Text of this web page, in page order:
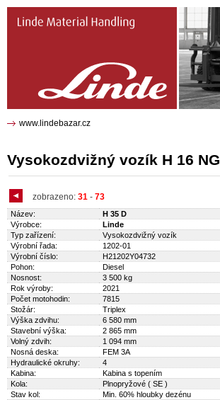
Vysokozdvižný vozík H 16 NG
zobrazeno: 31 - 73
Název:
H 35 D
Výrobce:
Linde
Typ zařízení:
Vysokozdvižný vozík
Výrobní řada:
1202-01
Výrobní číslo:
H21202Y04732
Pohon:
Diesel
Nosnost:
3 500 kg
Rok výroby:
2021
Počet motohodin:
7815
Stožár:
Triplex
Výška zdvihu:
6 580 mm
Stavební výška:
2 865 mm
Volný zdvih:
1 094 mm
Nosná deska:
FEM 3A
Hydraulické okruhy:
4
Kabina:
Kabina s topením
Kola:
Plnopryžové ( SE )
Stav kol:
Min. 60% hloubky dezénu
www.lindebazar.cz